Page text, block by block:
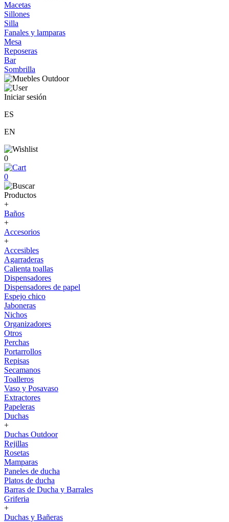
Macetas
Sillones
Silla
Fanales y lamparas
Mesa
Reposeras
Bar
Sombrilla
Iniciar sesión
ES
EN
0
0
Productos
+
Baños
+
Accesorios
+
Accesibles
Agarraderas
Calienta toallas
Dispensadores
Dispensadores de papel
Espejo chico
Jaboneras
Nichos
Organizadores
Otros
Perchas
Portarrollos
Repisas
Secamanos
Toalleros
Vaso y Posavaso
Extractores
Papeleras
Duchas
+
Duchas Outdoor
Rejillas
Rosetas
Mamparas
Paneles de ducha
Platos de ducha
Barras de Ducha y Barrales
Griferia
+
Duchas y Bañeras